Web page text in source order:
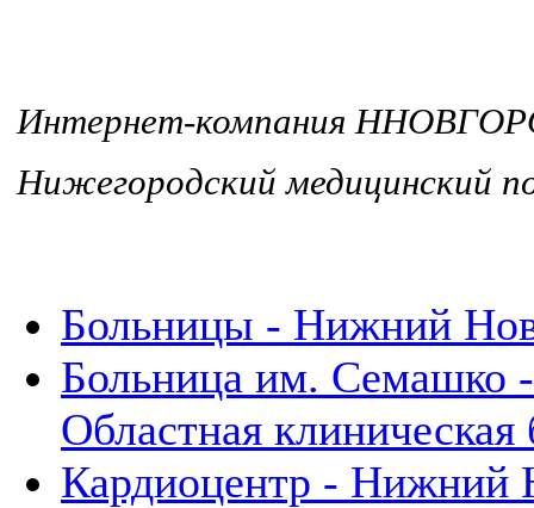
Интернет-компания
Нижегородский
Больницы - Нижний
Больница им. Семашко
Областная клиническая
Кардиоцентр - Нижний